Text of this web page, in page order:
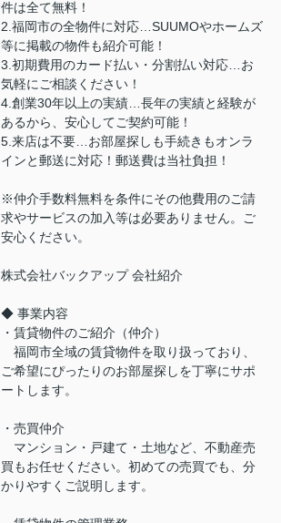
件は全て無料！
2.福岡市の全物件に対応…SUUMOやホームズ
等に掲載の物件も紹介可能！
3.初期費用のカード払い・分割払い対応…お
気軽にご相談ください！
4.創業30年以上の実績…長年の実績と経験が
あるから、安心してご契約可能！
5.来店は不要…お部屋探しも手続きもオンラ
インと郵送に対応！郵送費は当社負担！
※仲介手数料無料を条件にその他費用のご請
求やサービスの加入等は必要ありません。ご
安心ください。
株式会社バックアップ 会社紹介
◆ 事業内容
・賃貸物件のご紹介（仲介）
福岡市全域の賃貸物件を取り扱っており、
ご希望にぴったりのお部屋探しを丁寧にサポ
ートします。
・売買仲介
マンション・戸建て・土地など、不動産売
買もお任せください。初めての売買でも、分
かりやすくご説明します。